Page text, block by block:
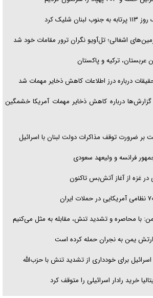
شلیک کرد
اشغالی؛ تل‌آویو نگران ترور مقامات خود شد
عربستان، ترکیه و پاکستان
درباره درز اطلاعات کاهش ذخایر مهمات شد
درباره کاهش ذخایر مهمات آمریکا خشمگین
بر ضرورت توقف مذاکرات دولت لبنان با اسرائیل
فرانسه و ولیعهد سعودی
با محاصره و تشدید تنش، مقابله به مثل می‌کنیم
ارتش یمن به نجران حمله کرده است
برای خودداری از تشدید تنش با حزب‌الله
خرید رادار اسرائیلی را متوقف کرد